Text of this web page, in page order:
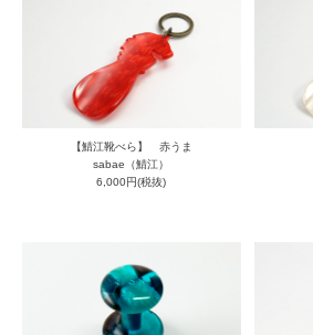
【鯖江靴べら】 赤うま
sabae（鯖江）
6,000円(税抜)